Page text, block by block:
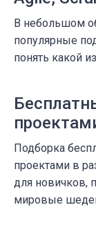
В небольшом
популярные
понять какой
Подборка
проектами в
для новичков,
мировые